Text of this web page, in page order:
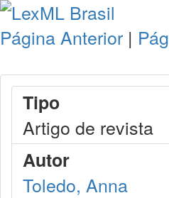
Página Anterior |
Tipo
Artigo de revista
Autor
Toledo, Anna